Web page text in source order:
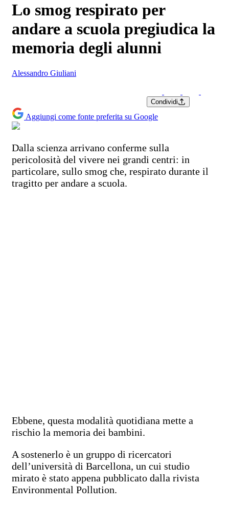
Lo smog respirato per
andare a scuola pregiudica la
memoria degli alunni
Alessandro Giuliani
Condividi
Aggiungi come fonte preferita su Google
Dalla scienza arrivano conferme sulla
pericolosità del vivere nei grandi centri: in
particolare, sullo smog che, respirato durante il
tragitto per andare a scuola.
Ebbene, questa modalità quotidiana mette a
rischio la memoria dei bambini.
A sostenerlo è un gruppo di ricercatori
dell’università di Barcellona, un cui studio
mirato è stato appena pubblicato dalla rivista
Environmental Pollution.